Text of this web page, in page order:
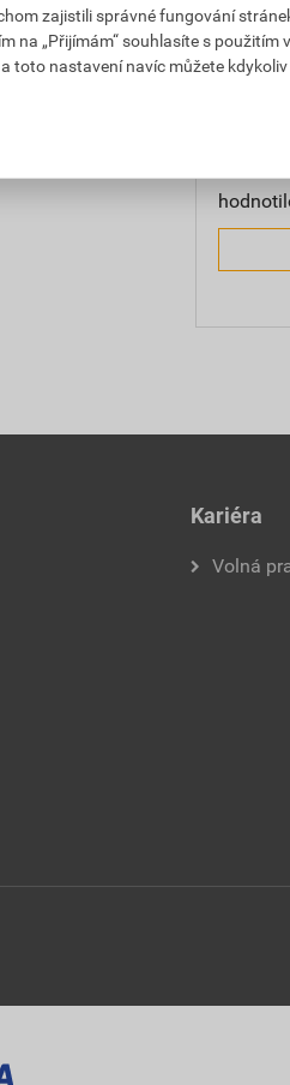
Kariéra
Volná
zajistili správné fungování
na „Přijímám“ souhlasíte s použitím
toto nastavení navíc můžete